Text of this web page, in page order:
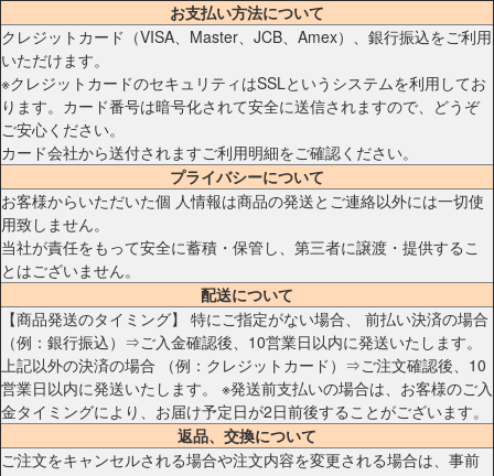
お支払い方法について
クレジットカード（VISA、Master、JCB、Amex）、銀行振込をご利用
いただけます。
※クレジットカードのセキュリティはSSLというシステムを利用してお
ります。カード番号は暗号化されて安全に送信されますので、どうぞ
ご安心ください。
カード会社から送付されますご利用明細をご確認ください。
プライバシーについて
お客様からいただいた個 人情報は商品の発送とご連絡以外には一切使
用致しません。
当社が責任をもって安全に蓄積・保管し、第三者に譲渡・提供するこ
とはございません。
配送について
【商品発送のタイミング】 特にご指定がない場合、 前払い決済の場合
（例：銀行振込）⇒ご入金確認後、10営業日以内に発送いたします。
上記以外の決済の場合 （例：クレジットカード）⇒ご注文確認後、10
営業日以内に発送いたします。 ※発送前支払いの場合は、お客様のご入
金タイミングにより、お届け予定日が2日前後することがございます。
返品、交換について
ご注文をキャンセルされる場合や注文内容を変更される場合は、事前